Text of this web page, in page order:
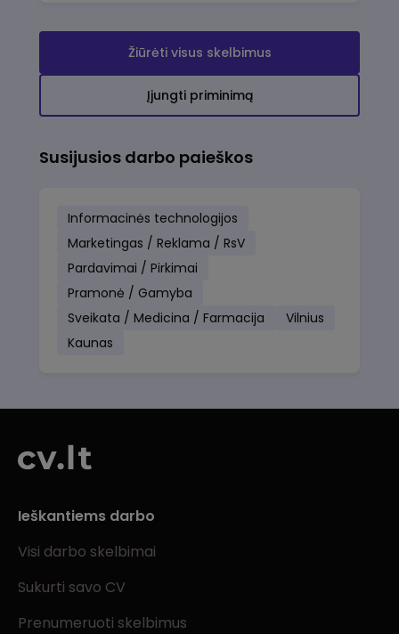
Žiūrėti visus skelbimus
Įjungti priminimą
Susijusios darbo paieškos
Informacinės technologijos
Marketingas / Reklama / RsV
Pardavimai / Pirkimai
Pramonė / Gamyba
Sveikata / Medicina / Farmacija
Vilnius
Kaunas
Ieškantiems darbo
Visi darbo skelbimai
Sukurti savo CV
Prenumeruoti skelbimus